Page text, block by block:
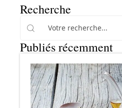
Recherche
Publiés récemment